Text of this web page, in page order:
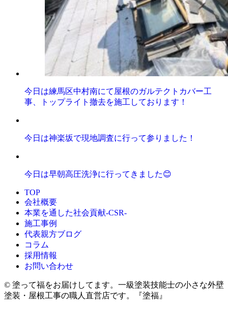
今日は練馬区中村南にて屋根のガルテクトカバー工
事、トップライト撤去を施工しております！
今日は神楽坂で現地調査に行って参りました！
今日は早朝高圧洗浄に行ってきました😊
TOP
会社概要
本業を通した社会貢献-CSR-
施工事例
代表親方ブログ
コラム
採用情報
お問い合わせ
© 塗って福をお届けしてます。一級塗装技能士の小さな外壁
塗装・屋根工事の職人直営店です。『塗福』